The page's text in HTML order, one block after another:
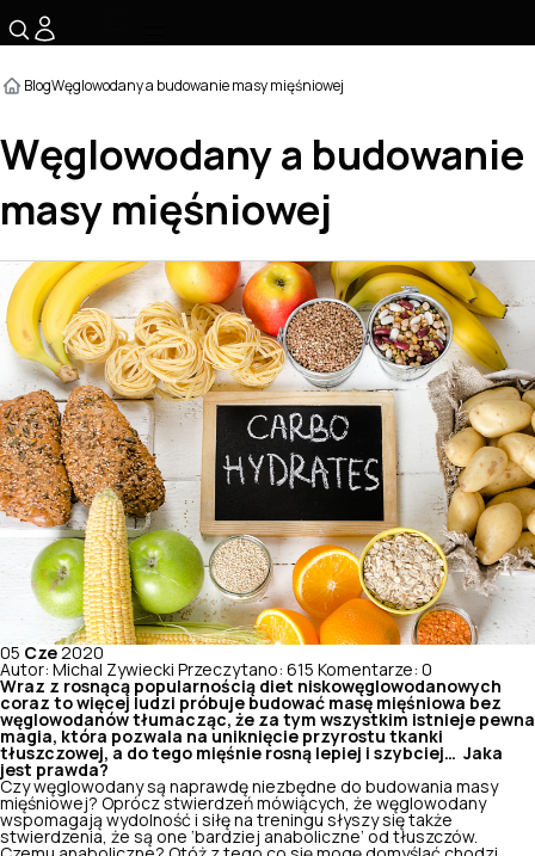
BlogWęglowodany a budowanie masy mięśniowej
Węglowodany a budowanie
masy mięśniowej
05 Cze 2020
Autor: Michal Zywiecki Przeczytano: 615 Komentarze: 0
Wraz z rosnącą popularnością diet niskowęglowodanowych
coraz to więcej ludzi próbuje budować masę mięśniowa bez
węglowodanów tłumacząc, że za tym wszystkim istnieje pewna
magia, która pozwala na uniknięcie przyrostu tkanki
tłuszczowej, a do tego mięśnie rosną lepiej i szybciej… Jaka
jest prawda?
Czy węglowodany są naprawdę niezbędne do budowania masy
mięśniowej? Oprócz stwierdzeń mówiących, że węglowodany
wspomagają wydolność i siłę na treningu słyszy się także
stwierdzenia, że są one ‘bardziej anaboliczne’ od tłuszczów.